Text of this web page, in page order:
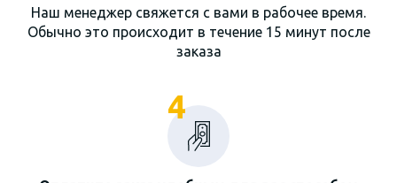
Наш менеджер свяжется с вами в рабочее время.
Обычно это происходит в течение 15 минут после
заказа
4